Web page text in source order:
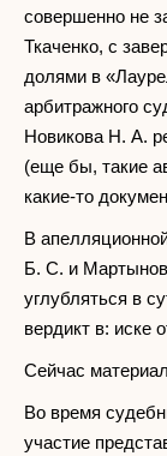
совершенно не
Ткаченко, с
долями в
арбитражного
Новикова Н. А.
(еще бы, такие
какие-то
В
Б. С. и
углубляться в
вердикт в: иске
Сейчас
Во время
участие